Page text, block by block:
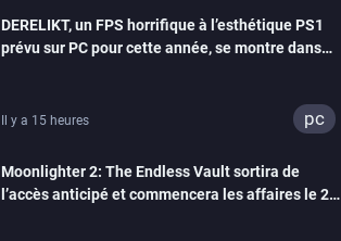
DERELIKT, un FPS horrifique à l’esthétique PS1
prévu sur PC pour cette année, se montre dans
Il y a 15 heures pc
Moonlighter 2: The Endless Vault sortira de
l’accès anticipé et commencera les affaires le 2